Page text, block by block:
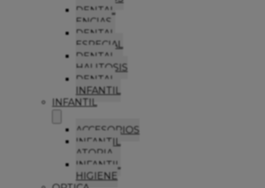
DENTAL
ENCIAS
DENTAL
ESPECIAL
DENTAL
HALITOSIS
DENTAL
INFANTIL
INFANTIL
ACCESORIOS
INFANTIL
ATOPIA
INFANTIL
HIGIENE